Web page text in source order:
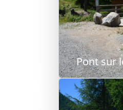
Pont sur